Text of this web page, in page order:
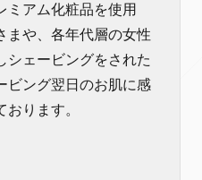
ミアム化粧品を使用
まや、各年代層の女性
シェービングをされた
ビング翌日のお肌に感
ります。